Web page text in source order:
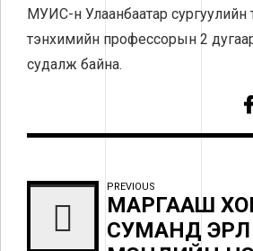
МУИС-н Улаанбаатар сургуулийн
тэнхимийн профессорын 2
судалж байна.
PREVIOUS
МАРГААШ
СУМАНД ЭРҮҮЛ